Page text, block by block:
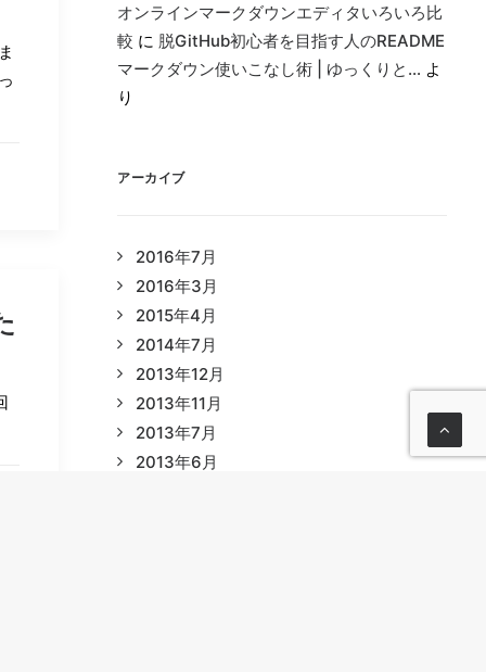
オンラインマークダウンエディタいろいろ比
較 に 脱GitHub初心者を目指す人のREADME
マークダウン使いこなし術 | ゆっくりと… よ
り
アーカイブ
2016年7月
2016年3月
2015年4月
2014年7月
2013年12月
2013年11月
2013年7月
2013年6月